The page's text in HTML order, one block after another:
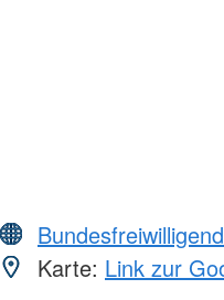
Karte: Link zur